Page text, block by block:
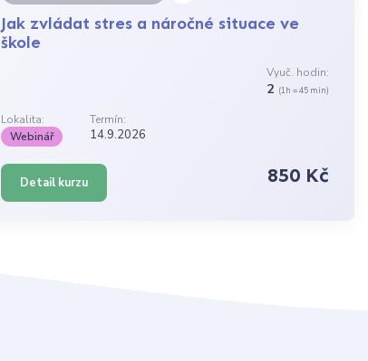
Jak zvládat stres a náročné situace ve
škole
Vyuč. hodin:
2 (1h = 45 min)
Lokalita:
Termín:
Webinář
14.9.2026
Detail kurzu 850 Kč